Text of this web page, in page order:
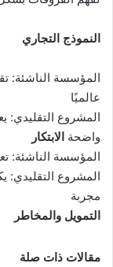
النموذج التجاري
المؤسسة الناشئة:
عالميًا
المشروع التقليدي:
واضحة الابتكار
المؤسسة الناشئة:
المشروع التقليدي:
مجربة
التمويل والمخاطر
مقالات ذات صلة